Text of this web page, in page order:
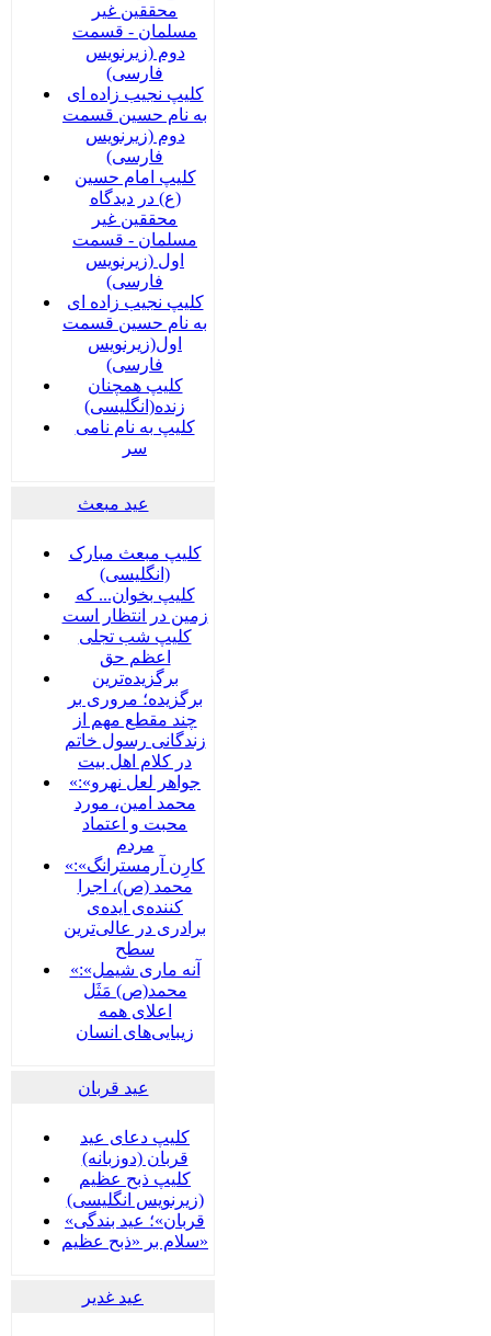
محققین غیر
مسلمان - قسمت
دوم (زیرنویس
فارسی)
کلیپ نجیب زاده ای
به نام حسین قسمت
دوم (زیرنویس
فارسی)
کلیپ امام حسین
(ع) در دیدگاه
محققین غیر
مسلمان - قسمت
اول (زیرنویس
فارسی)
کلیپ نجیب زاده ای
به نام حسین قسمت
اول(زیرنویس
فارسی)
کلیپ همچنان
زنده(انگلیسی)
کلیپ به نام نامی
سر
عید مبعث
کلیپ مبعث مبارک
(انگلیسی)
کلیپ بخوان... که
زمین در انتظار است
کلیپ شب تجلی
اعظم حق
برگزیده‌ترین
برگزیده؛ مروری بر
چند مقطع مهم از
زندگانی رسول خاتم
در کلام اهل بیت
«جواهر لعل نهرو»:
محمد امین، مورد
محبت و اعتماد
مردم
«کارِن آرمسترانگ»:
محمد (ص)، اجرا
کننده‌ی ایده‌ی
برادری در عالی‌ترین
سطح
«آنه ماری شیمل»:
محمد(ص) مَثَل
اعلای همه
زیبایی‌های انسان
عید قربان
کلیپ دعای عید
قربان (دوزبانه)
کلیپ ذبح عظیم
(زیرنویس انگلیسی)
«قربان»؛ عید بندگی
سلام بر «ذبح عظیم»
عید غدير